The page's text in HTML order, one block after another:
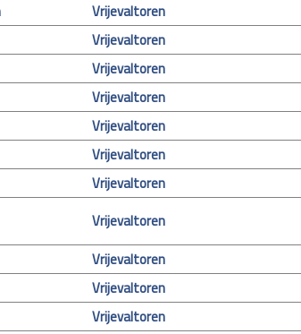
Vrijevaltoren
Vrijevaltoren
Vrijevaltoren
Vrijevaltoren
Vrijevaltoren
Vrijevaltoren
Vrijevaltoren
Vrijevaltoren
Vrijevaltoren
Vrijevaltoren
Vrijevaltoren